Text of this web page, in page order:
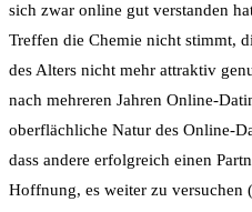
sich zwar online gut verstanden
Treffen die Chemie nicht stimmt,
des Alters nicht mehr attraktiv
nach mehreren Jahren Online-
oberflächliche Natur des Online-
dass andere erfolgreich einen
Hoffnung, es weiter zu versuchen